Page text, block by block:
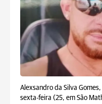
Alexsandro da Silva
sexta-feira (25, em São